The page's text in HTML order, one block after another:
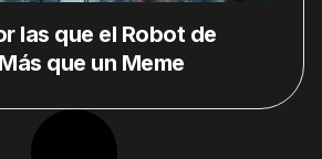
las que el Robot de
que un Meme